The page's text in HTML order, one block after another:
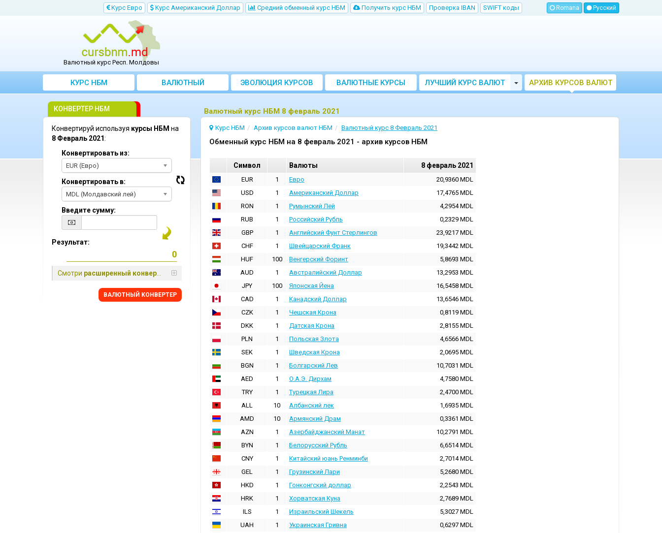
Kурс Евро Kурс Aмериканский Доллар Cредний обменный курс НБM Получить курс НБМ Проверка IBAN SWIFT коды Romana Русский
Валютный курс Респ. Молдовы
КУРС НБМ
BАЛЮТНЫЙ
KОНВЕРТЕР
ЭВОЛЮЦИЯ КУРСОВ
ВАЛЮТНЫЕ КУРСЫ
БАНКОВ
ЛУЧШИЙ КУРС ВАЛЮТ
МОЛДОВЫ
Toggle Dropdown
АРХИВ КУРСОВ ВАЛЮТ
НБМ
Bалютный курс НБМ 8 февраль 2021
Курс НБМ Архив курсов валют НБМ Валютный курс 8 Февраль 2021
Oбменный курс НБМ на 8 февраль 2021 - архив курсов НБМ
Cимвол Валюты 8 февраль 2021
EUR 1 Евро 20,9360 MDL
USD
1 Aмериканский Доллар 17,4765 MDL
RON
1 Румынский Лей 4,2954MDL
RUB
1 Российский Рубль 0,2329 MDL
GBP
1 Английский Фунт Стерлингов 23,9217 MDL
CHF
1 Швейцарский Франк 19,3442 MDL
HUF
100 Венгерский Форинт 5,8693 MDL
AUD
1 Австралийский Доллар 13,2953 MDL
JPY
100 Японская Йена 16,5458 MDL
CAD
1 Канадский Доллар 13,6546 MDL
CZK
1 Чешская Крона 0,8119 MDL
DKK
1 Датская Крона 2,8155 MDL
PLN
1 Польская Злота 4,6566 MDL
SEK
1 Шведская Крона 2,0695 MDL
BGN
1 Болгарский Лев 10,7031 MDL
AED
1 О.А.Э. Дирхам 4,7580 MDL
TRY
1 Турецкая Лира 2,4700 MDL
ALL
10 Албанский лек 1,6935 MDL
AMD
10 Армянский Драм 0,3361 MDL
AZN
1 Азербайджанский Манат 10,2791 MDL
BYN
1 Белорусский Рубль 6,6514MDL
CNY
1 Китайский юань Ренминби 2,7014MDL
GEL
1 Грузинский Лари 5,2680 MDL
HKD
1 Гонконгский доллаp 2,2543 MDL
HRK
1 Хорватская Куна 2,7689 MDL
ILS
1 Израильский Шекель 5,3027 MDL
UAH
1 Украинская Гривна 0,6297 MDL
КОНВЕРТЕР НБМ
Конвертируй используя курсы НБМ на
8 Февраль 2021:
Конвертировать из:
EUR (Евро)
Конвертировать в:
MDL (Молдавский лей)
Введите сумму:
Результат:
Смотри расширенный конвертер
BАЛЮТНЫЙ KОНВЕРТЕР